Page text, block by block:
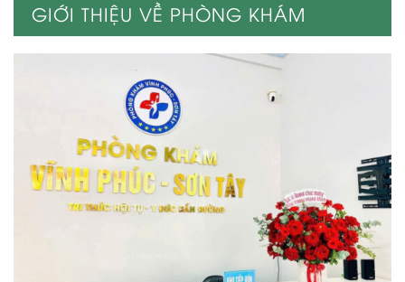
GIỚI THIỆU VỀ PHÒNG KHÁM